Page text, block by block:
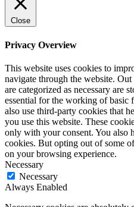
Close
Privacy Overview
This website uses cookies to
navigate through the website.
are categorized as necessary are
essential for the working of basic
also use third-party cookies that
you use this website. These
only with your consent. You also
cookies. But opting out of some
on your browsing experience.
Necessary
Necessary
Always Enabled